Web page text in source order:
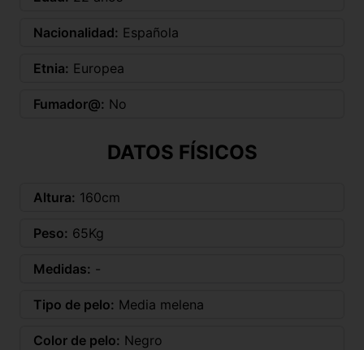
Nacionalidad: Española
Etnia: Europea
Fumador@: No
DATOS FÍSICOS
Altura: 160cm
Peso: 65Kg
Medidas: -
Tipo de pelo: Media melena
Color de pelo: Negro